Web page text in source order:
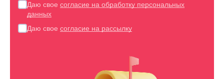
Даю свое согласие на обработку персональных
данных
Даю свое согласие на рассылку